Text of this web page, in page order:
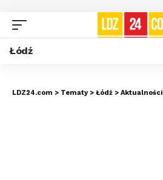
Łódź
LDZ24.com > Tematy > Łódź > Aktualności